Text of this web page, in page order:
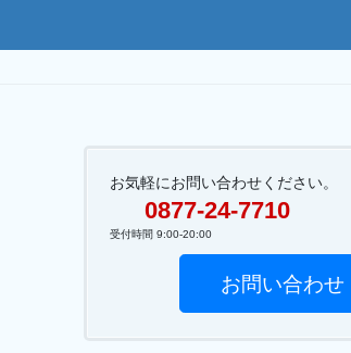
お気軽にお問い合わせください。
0877-24-7710
受付時間 9:00-20:00
お問い合わせ